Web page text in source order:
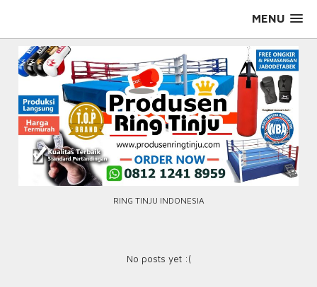
MENU
RING TINJU INDONESIA
No posts yet :(